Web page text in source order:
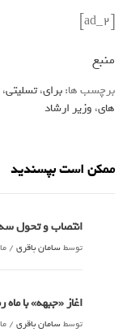
[ad_2]
منبع
برچسب ها:برای،تسلیتی،
های، وزیر ارشاد
ممکن است بپسندید
انتصاب و تحول
توسطسامان باقری /
اغاز «جبهه» با
توسطسامان باقری /